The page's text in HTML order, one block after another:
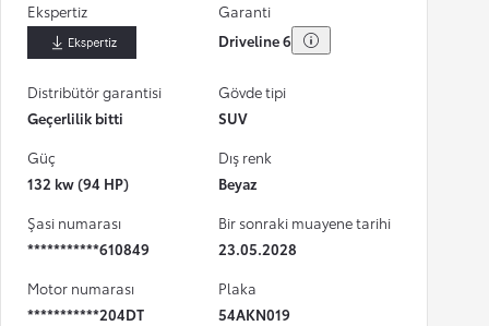
Ekspertiz
İndir
Garanti
Driveline 6
Distribütör garantisi
Geçerlilik bitti
Gövde tipi
SUV
Güç
132 kw (94 HP)
Dış renk
Beyaz
Şasi numarası
***********610849
Bir sonraki muayene tarihi
23.05.2028
Motor numarası
***********204DT
Plaka
54AKN019